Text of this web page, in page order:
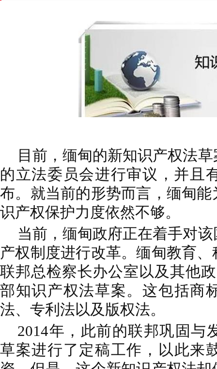
目前，缅甸的新知识产权法
的立法委员会进行审议，并且
布。就当前的形势而言，缅甸
识产权保护力度依然不够。
当前，缅甸政府正在着手对
产权制度进行改革。缅甸教育
联邦总检察长办公室以及其他
部知识产权法草案。这包括商
法、专利法以及版权法。
2014年，此前的联邦巩固与
草案进行了定稿工作，以此来